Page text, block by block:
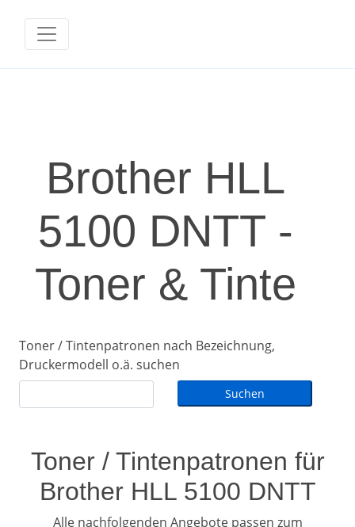
Brother HLL
5100 DNTT -
Toner & Tinte
Toner / Tintenpatronen nach Bezeichnung,
Druckermodell o.ä. suchen
Toner / Tintenpatronen für
Brother HLL 5100 DNTT
Alle nachfolgenden Angebote passen zum